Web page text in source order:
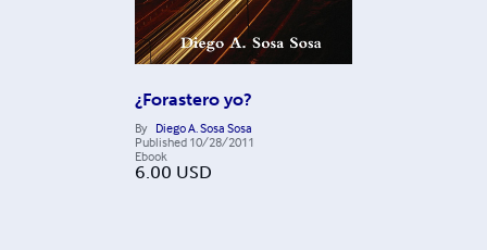
¿Forastero yo?
By Diego A. Sosa Sosa
Published 10/28/2011
Ebook
6.00 USD